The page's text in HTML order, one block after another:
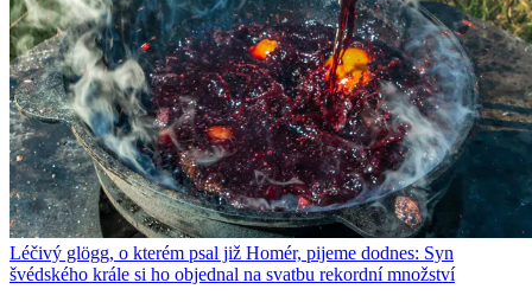
Léčivý glögg, o kterém psal již Homér, pijeme dodnes: Syn
švédského krále si ho objednal na svatbu rekordní množství